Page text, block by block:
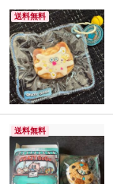
送料無料
送料無料